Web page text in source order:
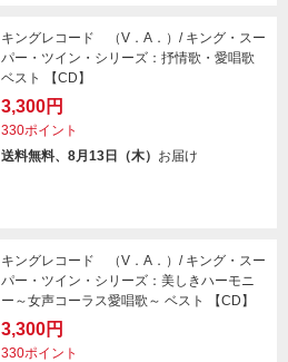
キングレコード （V．A．）/ キング・スー
パー・ツイン・シリーズ：抒情歌・愛唱歌
ベスト 【CD】
3,300円
330ポイント
送料無料、8月13日（木） お届け
キングレコード （V．A．）/ キング・スー
パー・ツイン・シリーズ：美しきハーモニ
ー～女声コーラス愛唱歌～ ベスト 【CD】
3,300円
330ポイント